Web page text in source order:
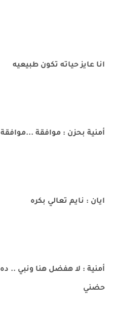
انا عايز حياته تكون طبيعيه
أمنية بحزن : موافقة
ايان : نايم تعالي بكره
أمنية : لا هفضل هنا ونبي ..
حضني